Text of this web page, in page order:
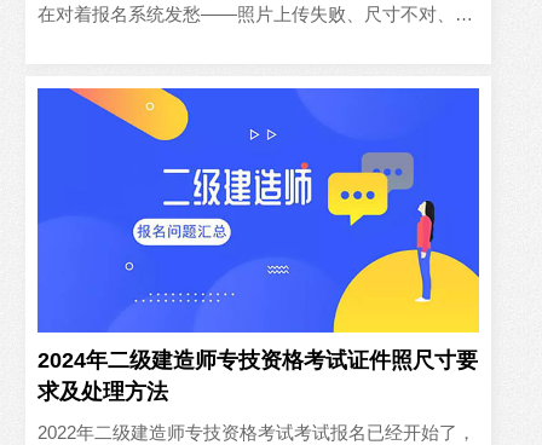
在对着报名系统发愁——照片上传失败、尺寸不对、审
2024年二级建造师专技资格考试证件照尺寸要
求及处理方法
2022年二级建造师专技资格考试考试报名已经开始了，